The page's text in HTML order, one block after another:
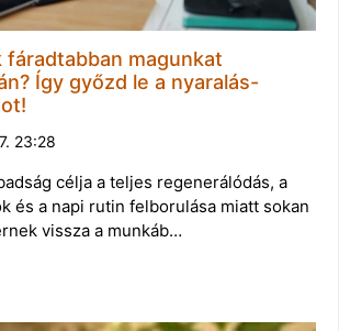
magunkat
Így győzd le a nyaralás-
23:28
célja a teljes regenerálódás, a
és a napi rutin felborulása miatt sokan
vissza a munkáb…